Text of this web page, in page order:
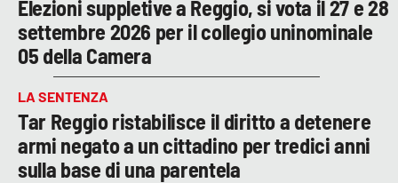
Elezioni suppletive a Reggio, si vota il 27 e 28
settembre 2026 per il collegio uninominale
05 della Camera
LA SENTENZA
Tar Reggio ristabilisce il diritto a detenere
armi negato a un cittadino per tredici anni
sulla base di una parentela